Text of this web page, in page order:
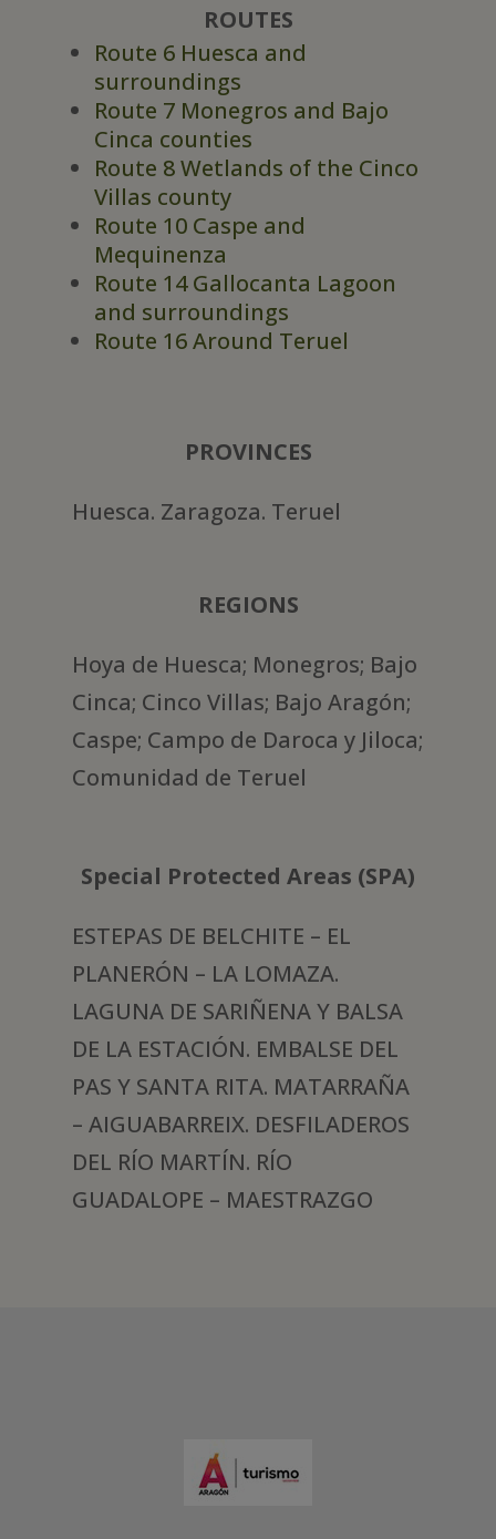
ROUTES
Route 6 Huesca and
surroundings
Route 7 Monegros and Bajo
Cinca counties
Route 8 Wetlands of the Cinco
Villas county
Route 10 Caspe and
Mequinenza
Route 14 Gallocanta Lagoon
and surroundings
Route 16 Around Teruel
PROVINCES
Huesca. Zaragoza. Teruel
REGIONS
Hoya de Huesca; Monegros; Bajo
Cinca; Cinco Villas; Bajo Aragón;
Caspe; Campo de Daroca y Jiloca;
Comunidad de Teruel
Special Protected Areas (SPA)
ESTEPAS DE BELCHITE – EL
PLANERÓN – LA LOMAZA.
LAGUNA DE SARIÑENA Y BALSA
DE LA ESTACIÓN. EMBALSE DEL
PAS Y SANTA RITA. MATARRAÑA
– AIGUABARREIX. DESFILADEROS
DEL RÍO MARTÍN. RÍO
GUADALOPE – MAESTRAZGO